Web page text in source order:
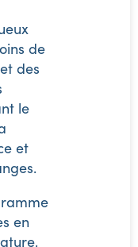
de
des
le
et
en